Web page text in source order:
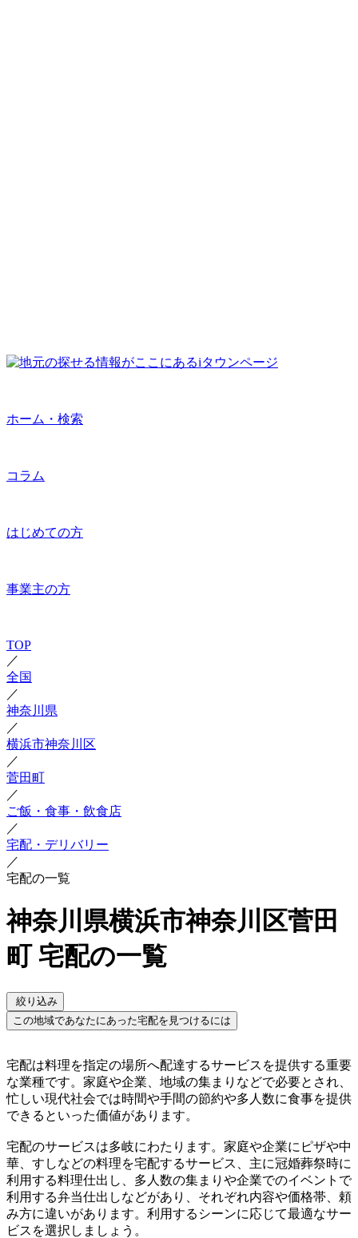
ホーム・検索
コラム
はじめての方
事業主の方
TOP
／
全国
／
神奈川県
／
横浜市神奈川区
／
菅田町
／
ご飯・食事・飲食店
／
宅配・デリバリー
／
宅配の一覧
神奈川県横浜市神奈川区菅田
町 宅配の一覧
絞り込み
この地域であなたにあった宅配を見つけるには
宅配は料理を指定の場所へ配達するサービスを提供する重要
な業種です。家庭や企業、地域の集まりなどで必要とされ、
忙しい現代社会では時間や手間の節約や多人数に食事を提供
できるといった価値があります。
宅配のサービスは多岐にわたります。家庭や企業にピザや中
華、すしなどの料理を宅配するサービス、主に冠婚葬祭時に
利用する料理仕出し、多人数の集まりや企業でのイベントで
利用する弁当仕出しなどがあり、それぞれ内容や価格帯、頼
み方に違いがあります。利用するシーンに応じて最適なサー
ビスを選択しましょう。